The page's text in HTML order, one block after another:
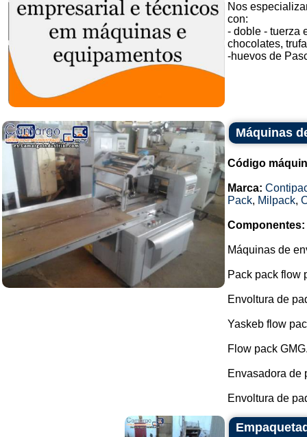
Nos
con:
- doble - tuerza
chocolates,
-huevos de
Máquinas
Código
Marca:
Pack, Milpack,
Componentes:
Máquinas de
Pack pack flow
Envoltura de
Yaskeb flow
Flow pack
Envasadora de
Envoltura de